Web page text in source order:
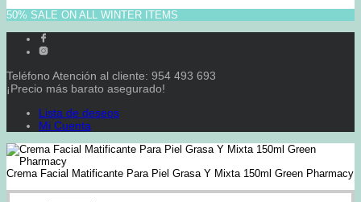
50% SALE ON ALL WINTER ITEMS
Teléfono Atención al cliente: 954 493 693
¡Precio más barato asegurado!
Lista de deseos
Mi Cuenta
Crema Facial Matificante Para Piel Grasa Y Mixta 150ml Green Pharmacy